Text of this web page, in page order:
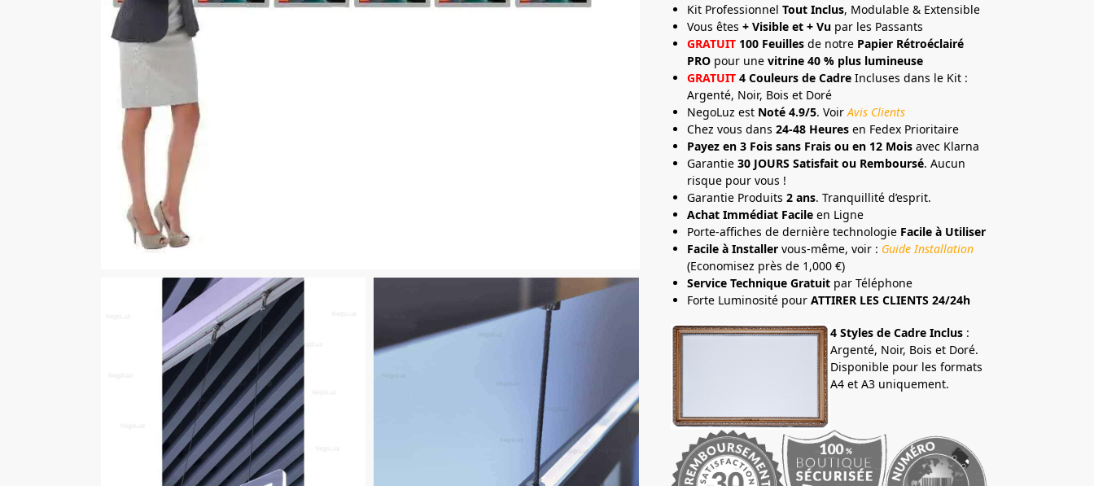
Kit ProfessionnelTout Inclus, Modulable & Extensible
Vous êtes+ Visible et + Vu par les Passants
GRATUIT 100 Feuilles de notre Papier Rétroéclairé
PRO pour unevitrine 40 % plus lumineuse
GRATUIT 4 Couleurs de CadreIncluses dans le Kit :
Argenté, Noir, Bois et Doré
NegoLuz est Noté 4.9/5. VoirAvis Clients
Chez vous dans24-48 Heures en Fedex Prioritaire
Payez en 3 Fois sans Frais ou en 12 Mois avec Klarna
Garantie 30 JOURS Satisfait ou Remboursé. Aucun
risque pour vous !
Garantie Produits 2 ans. Tranquillité d’esprit.
Achat Immédiat Facile en Ligne
Porte-affiches de dernière technologie Facile à Utiliser
Facile à Installer vous-même, voir : Guide Installation
(Economisez près de 1,000 €)
Service Technique Gratuit par Téléphone
Forte Luminosité pourATTIRER LES CLIENTS 24/24h
4 Styles de Cadre Inclus:
Argenté, Noir, Bois et Doré.
Disponible pour les formats
A4 et A3 uniquement.